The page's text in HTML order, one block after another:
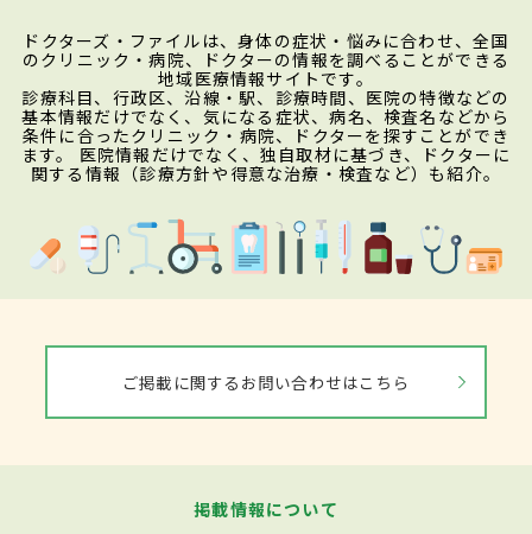
ドクターズ・ファイルは、身体の症状・悩みに合わせ、全国
のクリニック・病院、ドクターの情報を調べることができる
地域医療情報サイトです。
診療科目、行政区、沿線・駅、診療時間、医院の特徴などの
基本情報だけでなく、気になる症状、病名、検査名などから
条件に合ったクリニック・病院、ドクターを探すことができ
ます。 医院情報だけでなく、独自取材に基づき、ドクターに
関する情報（診療方針や得意な治療・検査など）も紹介。
ご掲載に関するお問い合わせはこちら
掲載情報について